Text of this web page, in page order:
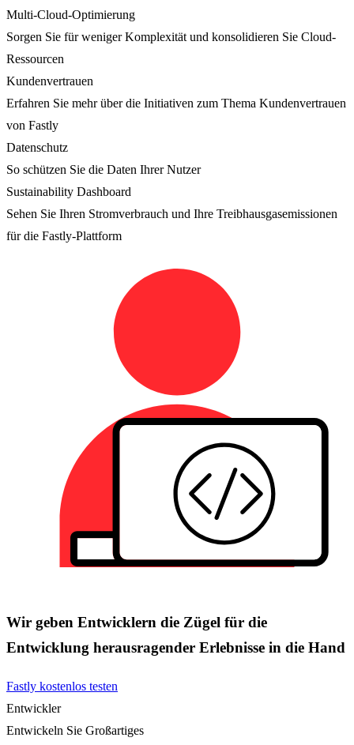
Multi-Cloud-Optimierung
Sorgen Sie für weniger Komplexität und konsolidieren Sie Cloud-
Ressourcen
Kundenvertrauen
Erfahren Sie mehr über die Initiativen zum Thema Kundenvertrauen
von Fastly
Datenschutz
So schützen Sie die Daten Ihrer Nutzer
Sustainability Dashboard
Sehen Sie Ihren Stromverbrauch und Ihre Treibhausgasemissionen
für die Fastly-Plattform
Wir geben Entwicklern die Zügel für die
Entwicklung herausragender Erlebnisse in die Hand
Fastly kostenlos testen
Entwickler
Entwickeln Sie Großartiges